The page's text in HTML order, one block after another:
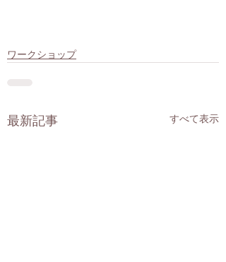
ワークショップ
最新記事 すべて表示